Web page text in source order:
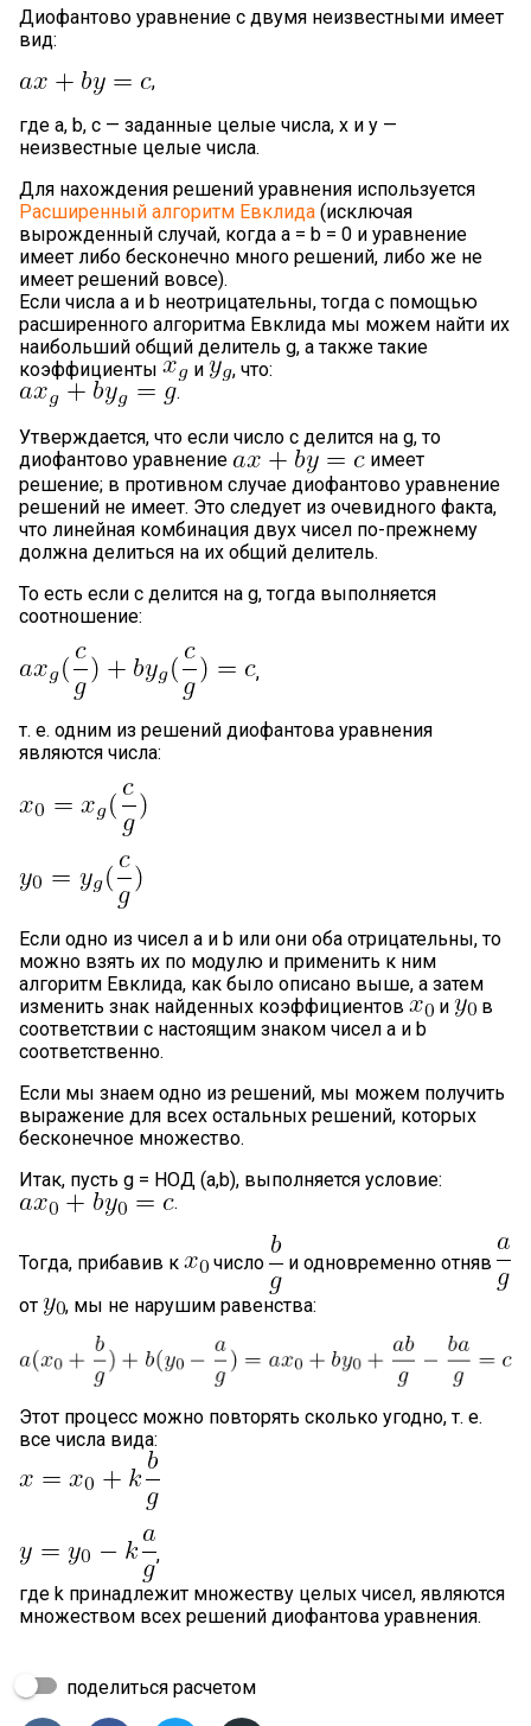
Диофантово уравнение с двумя неизвестными имеет
вид:
,
где a, b, c — заданные целые числа, x и y —
неизвестные целые числа.
Для нахождения решений уравнения используется
Расширенный алгоритм Евклида (исключая
вырожденный случай, когда a = b = 0 и уравнение
имеет либо бесконечно много решений, либо же не
имеет решений вовсе).
Если числа a и b неотрицательны, тогда с помощью
расширенного алгоритма Евклида мы можем найти их
наибольший общий делитель g, а также такие
коэффициенты
и
, что:
.
Утверждается, что если число c делится на g, то
диофантово уравнение
имеет
решение; в противном случае диофантово уравнение
решений не имеет. Это следует из очевидного факта,
что линейная комбинация двух чисел по-прежнему
должна делиться на их общий делитель.
То есть если c делится на g, тогда выполняется
соотношение:
,
т. е. одним из решений диофантова уравнения
являются числа:
Если одно из чисел a и b или они оба отрицательны, то
можно взять их по модулю и применить к ним
алгоритм Евклида, как было описано выше, а затем
изменить знак найденных коэффициентов
и
в
соответствии с настоящим знаком чисел a и b
соответственно.
Если мы знаем одно из решений, мы можем получить
выражение для всех остальных решений, которых
бесконечное множество.
Итак, пусть g = НОД (a,b), выполняется условие:
.
Тогда, прибавив к число
и одновременно отняв
от
, мы не нарушим равенства:
Этот процесс можно повторять сколько угодно, т. е.
все числа вида:
,
где k принадлежит множеству целых чисел, являются
множеством всех решений диофантова уравнения.
поделиться расчетом